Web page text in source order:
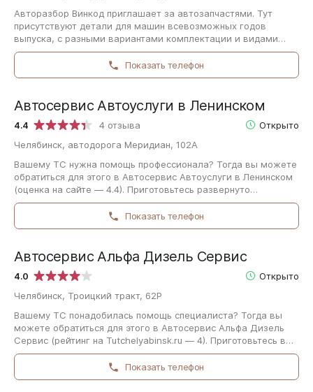
Авторазбор Винкод приглашает за автозапчастями. Тут
присутствуют детали для машин всевозможных годов
выпуска, с разными вариантами комплектации и видами
кузова. Если вы знаете артикул необходимой…
Показать телефон
4.4 4 отзыва Открыто
Автосервис Автоуслуги в Ленинском
Челябинск, автодорога Меридиан, 102А
Вашему ТС нужна помощь профессионала? Тогда вы можете
обратиться для этого в Автосервис Автоуслуги в Ленинском
(оценка на сайте — 4.4). Приготовьтесь развернуто
рассказать работникам сервиса…
Показать телефон
4.0 Открыто
Автосервис Альфа Дизель Сервис
Челябинск, Троицкий тракт, 62Р
Вашему ТС понадобилась помощь специалиста? Тогда вы
можете обратиться для этого в Автосервис Альфа Дизель
Сервис (рейтинг на Tutchelyabinsk.ru — 4). Приготовьтесь в
подробностях рассказать специалистам…
Показать телефон